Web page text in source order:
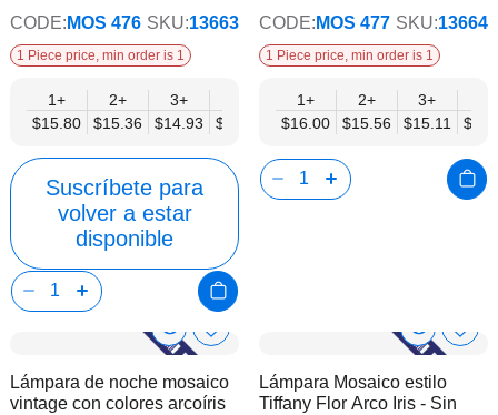
CODE: MOS 476 SKU:13663
1 Piece price, min order is 1
1+
$15.80
2+
$15.36
3+
$14.93
$14.49
9+
$14.05
12+
$13.61
15+
$13.17
Suscríbete para
volver a estar
disponible
CODE: MOS 477 SKU:13664
1 Piece price, min order is 1
1+
$16.00
2+
$15.56
3+
$15.11
Show
Info
Añadir
la
lista
Lámpara de noche mosaico
vintage con colores arcoíris
Show
Info
Lámpara Mosaico estilo
Tiffany Flor Arco Iris - Sin